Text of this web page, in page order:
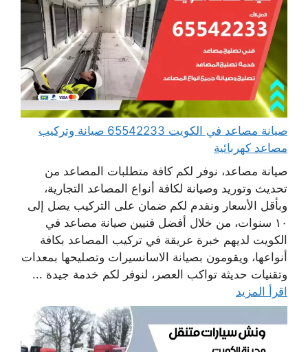
صيانة مصاعد في الكويت 65542233 صيانة وتركيب
مصاعد كهربائية
صيانة مصاعد، نوفر لكم كافة متطلبات المصاعد من
تحديث وتوريد وصيانة لكافة أنواع المصاعد التجارية،
وبأقل الأسعار ونقدم لكم ضمان على التركيب يصل إلى
١٠ سنوات، من خلال أفضل فنيين صيانة مصاعد في
الكويت لديهم خبرة عريقة في تركيب المصاعد بكافة
أنواعها، ويقومون بصيانة الاسانسيرات وتصليحها بمعدات
وتقنيات حديثة تواكب العصر، لنوفر لكم خدمة جيدة ...
اقرأ المزيد